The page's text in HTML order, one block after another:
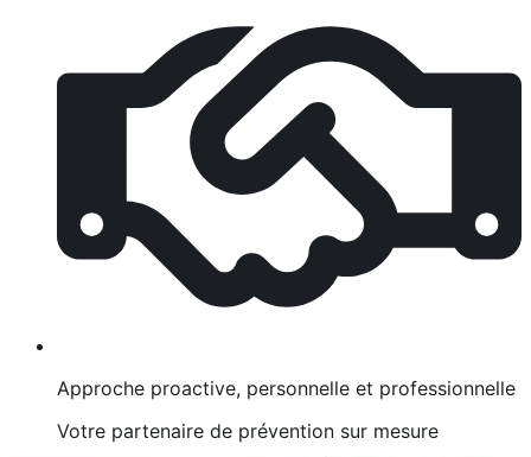
Approche proactive, personnelle et professionnelle
Votre partenaire de prévention sur mesure